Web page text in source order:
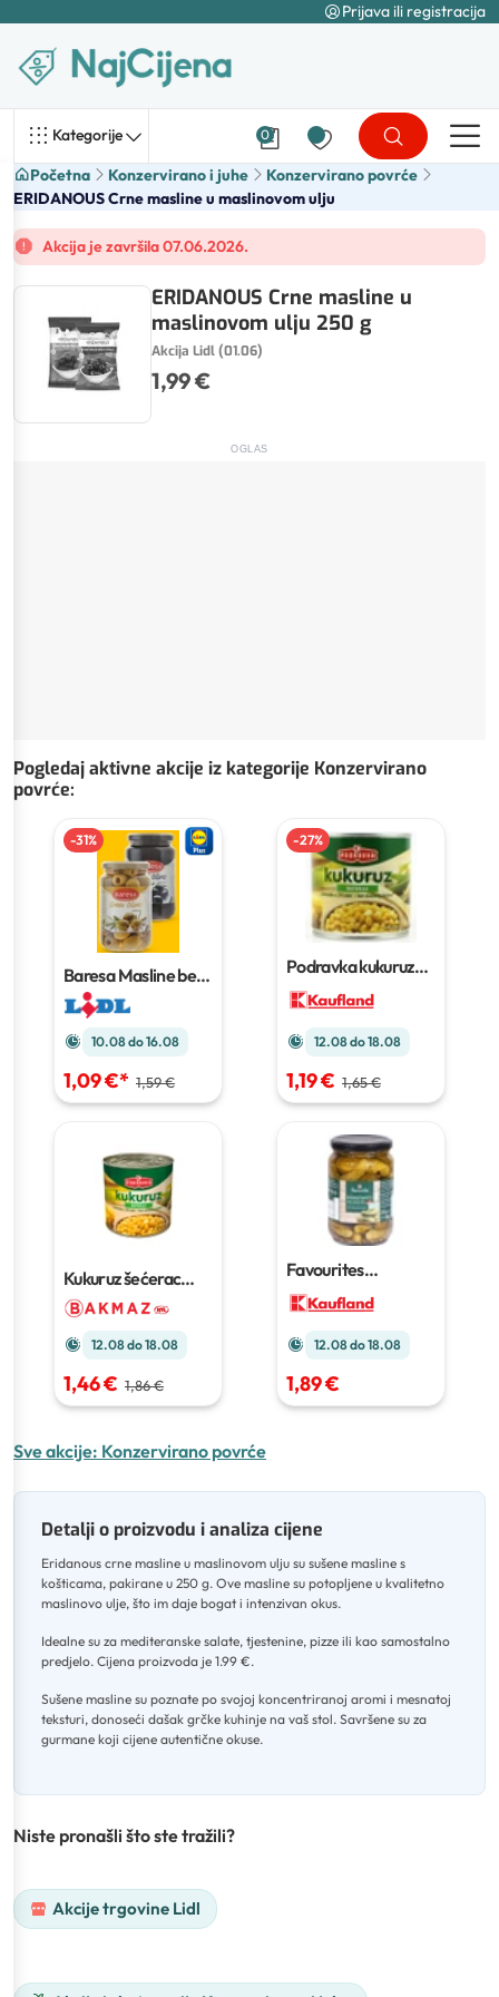
Prijava ili registracija
Kategorije 0
Početna Konzervirano i juhe
Konzervirano povrće
ERIDANOUS Crne masline u maslinovom ulju
Akcija je završila 07.06.2026.
ERIDANOUS Crne masline u
maslinovom ulju 250 g
Akcija Lidl (01.06)
1,99 €
OGLAS
Pogledaj aktivne akcije iz kategorije Konzervirano
povrće:
-31%
Baresa Masline bez
koštica170 g
10.08 do 16.08
1,09 €* 1,59 €
-27%
Podravka kukuruz
12.08 do 18.08
1,19 € 1,65 €
Kukuruz šećerac
Podravka 340 g
12.08 do 18.08
1,46 € 1,86 €
Favourites
670 g
12.08 do 18.08
1,89 €
Sve akcije: Konzervirano povrće
Detalji o proizvodu i analiza cijene
Eridanous crne masline u maslinovom ulju su sušene masline s
košticama, pakirane u 250 g. Ove masline su potopljene u kvalitetno
maslinovo ulje, što im daje bogat i intenzivan okus.
Idealne su za mediteranske salate, tjestenine, pizze ili kao samostalno
predjelo. Cijena proizvoda je 1.99 €.
Sušene masline su poznate po svojoj koncentriranoj aromi i mesnatoj
teksturi, donoseći dašak grčke kuhinje na vaš stol. Savršene su za
gurmane koji cijene autentične okuse.
Niste pronašli što ste tražili?
Akcije trgovine Lidl